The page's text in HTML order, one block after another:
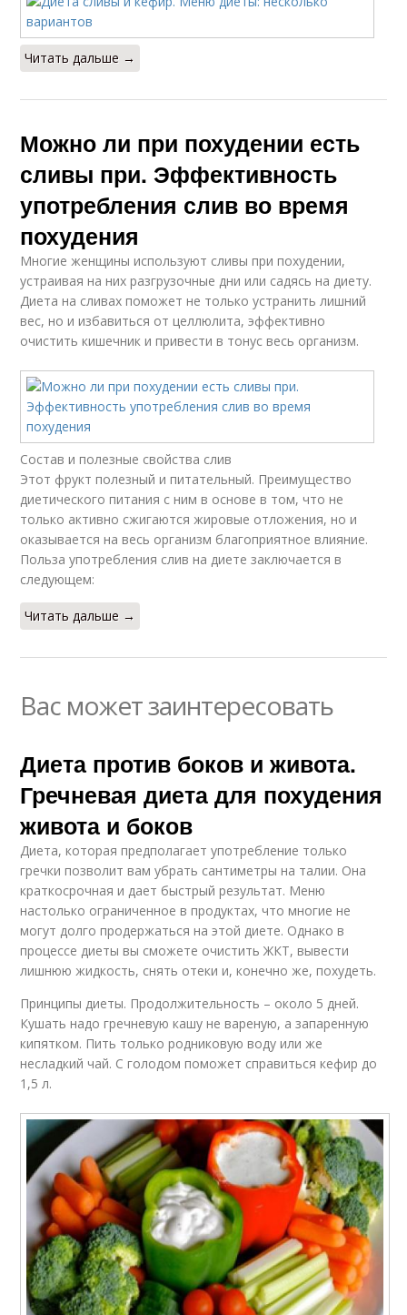
Читать дальше →
Можно ли при похудении есть
сливы при. Эффективность
употребления слив во время
похудения
Многие женщины используют сливы при похудении,
устраивая на них разгрузочные дни или садясь на диету.
Диета на сливах поможет не только устранить лишний
вес, но и избавиться от целлюлита, эффективно
очистить кишечник и привести в тонус весь организм.
Состав и полезные свойства слив
Этот фрукт полезный и питательный. Преимущество
диетического питания с ним в основе в том, что не
только активно сжигаются жировые отложения, но и
оказывается на весь организм благоприятное влияние.
Польза употребления слив на диете заключается в
следующем:
Читать дальше →
Вас может заинтересовать
Диета против боков и живота.
Гречневая диета для похудения
живота и боков
Диета, которая предполагает употребление только
гречки позволит вам убрать сантиметры на талии. Она
краткосрочная и дает быстрый результат. Меню
настолько ограниченное в продуктах, что многие не
могут долго продержаться на этой диете. Однако в
процессе диеты вы сможете очистить ЖКТ, вывести
лишнюю жидкость, снять отеки и, конечно же, похудеть.
Принципы диеты. Продолжительность – около 5 дней.
Кушать надо гречневую кашу не вареную, а запаренную
кипятком. Пить только родниковую воду или же
несладкий чай. С голодом поможет справиться кефир до
1,5 л.